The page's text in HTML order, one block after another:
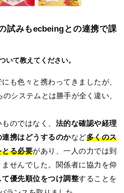
試みもecbeingとの連携で課
いて教えてください。
も色々と携わってきましたが、
システムとは勝手が全く違い、
のではなく、 法的な確認や経理
携はどうするのかなど多くのス
とる必要があり、一人の力では到
せんでした。関係者に協力を仰
優先順位をつけ調整することを